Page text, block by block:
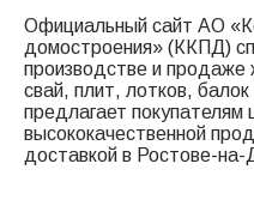
Официальный сайт АО
домостроения» (ККПД)
производстве и
свай, плит, лотков, балок
предлагает покупателям
высококачественной
доставкой в Ростове-на-